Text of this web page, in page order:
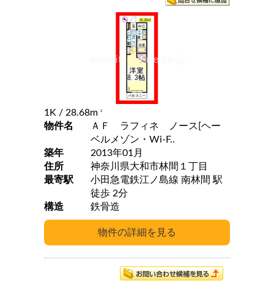
1K / 28.68m 2
物件名
ＡＦ ラフィネ ノース[ヘー
ベルメゾン・Wi-F..
築年
2013年01月
住所
神奈川県大和市林間１丁目
最寄駅
小田急電鉄江ノ島線 南林間 駅
徒歩 2分
構造
鉄骨造